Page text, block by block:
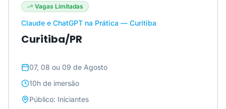
Vagas Limitadas
Claude e ChatGPT na Prática — Curitiba
Curitiba/PR
07, 08 ou 09 de Agosto
10h de imersão
Público: Iniciantes